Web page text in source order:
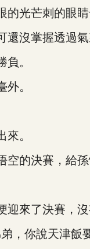
光芒刺的眼睛
沒掌握透過氣
。
。
。
的決賽，給孫
了決賽，沒
你說天津飯